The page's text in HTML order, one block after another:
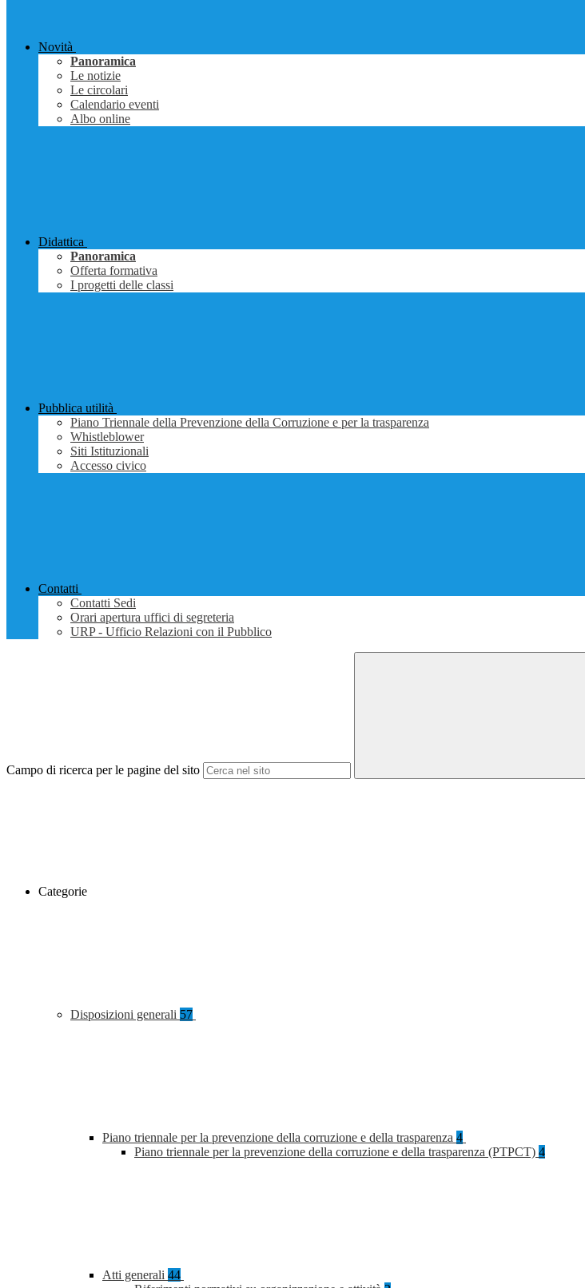
Novità
Panoramica
Le notizie
Le circolari
Calendario eventi
Albo online
Didattica
Panoramica
Offerta formativa
I progetti delle classi
Pubblica utilità
Piano Triennale della Prevenzione della Corruzione e per la trasparenza
Whistleblower
Siti Istituzionali
Accesso civico
Contatti
Contatti Sedi
Orari apertura uffici di segreteria
URP - Ufficio Relazioni con il Pubblico
Campo di ricerca per le pagine del sito
Categorie
Disposizioni generali 57
Piano triennale per la prevenzione della corruzione e della trasparenza 4
Piano triennale per la prevenzione della corruzione e della trasparenza (PTPCT) 4
Atti generali 44